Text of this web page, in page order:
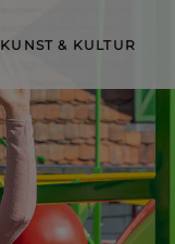
KUNST & KULTUR